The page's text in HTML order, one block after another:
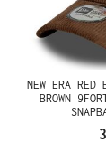
NEW ERA RED
BROWN